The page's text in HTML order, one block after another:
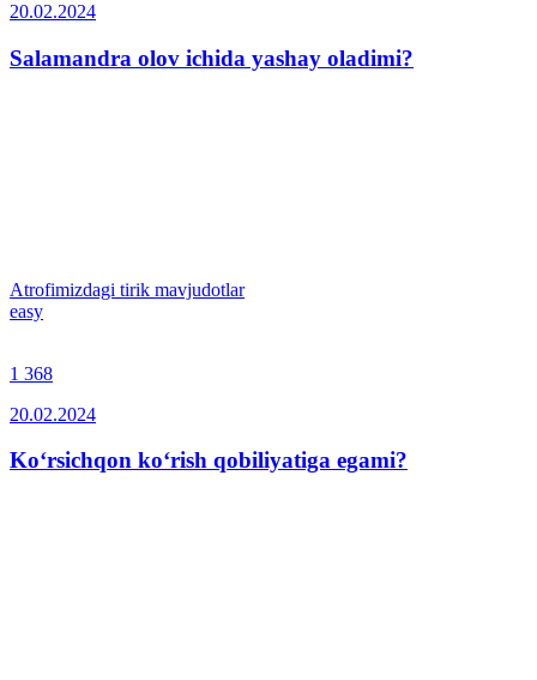
20.02.2024
Salamandra olov ichida yashay oladimi?
Atrofimizdagi tirik mavjudotlar
easy
1 368
20.02.2024
Ko‘rsichqon ko‘rish qobiliyatiga egami?